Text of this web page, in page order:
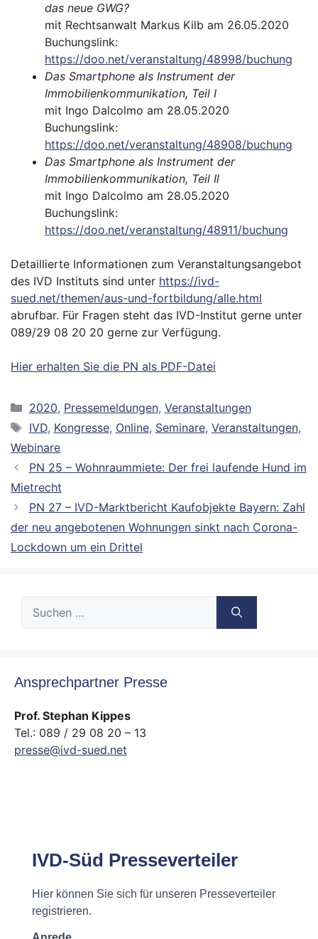
das neue GWG?
mit Rechtsanwalt Markus Kilb am 26.05.2020
Buchungslink:
https://doo.net/veranstaltung/48998/buchung
Das Smartphone als Instrument der
Immobilienkommunikation, Teil I
mit Ingo Dalcolmo am 28.05.2020
Buchungslink:
https://doo.net/veranstaltung/48908/buchung
Das Smartphone als Instrument der
Immobilienkommunikation, Teil Il
mit Ingo Dalcolmo am 28.05.2020
Buchungslink:
https://doo.net/veranstaltung/48911/buchung
Detaillierte Informationen zum Veranstaltungsangebot
des IVD Instituts sind unter https://ivd-
sued.net/themen/aus-und-fortbildung/alle.html
abrufbar. Für Fragen steht das IVD-Institut gerne unter
089/29 08 20 20 gerne zur Verfügung.
Hier erhalten Sie die PN als PDF-Datei
Kategorien
2020, Pressemeldungen, Veranstaltungen
Schlagwörter
IVD, Kongresse, Online, Seminare, Veranstaltungen,
Webinare
PN 25 – Wohnraummiete: Der frei laufende Hund im
Mietrecht
PN 27 – IVD-Marktbericht Kaufobjekte Bayern: Zahl
der neu angebotenen Wohnungen sinkt nach Corona-
Lockdown um ein Drittel
nach:
Ansprechpartner Presse
Prof. Stephan Kippes
Tel.: 089 / 29 08 20 – 13
presse@ivd-sued.net